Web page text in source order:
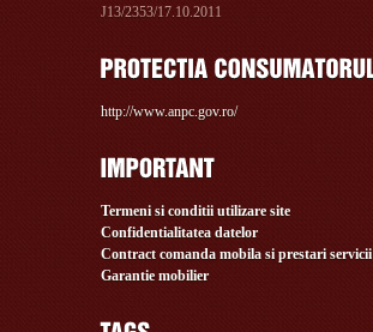
J13/2353/17.10.2011
http://www.anpc.gov.ro/
Termeni si conditii utilizare site
Confidentialitatea datelor
Contract comanda mobila si prestari servicii
Garantie mobilier